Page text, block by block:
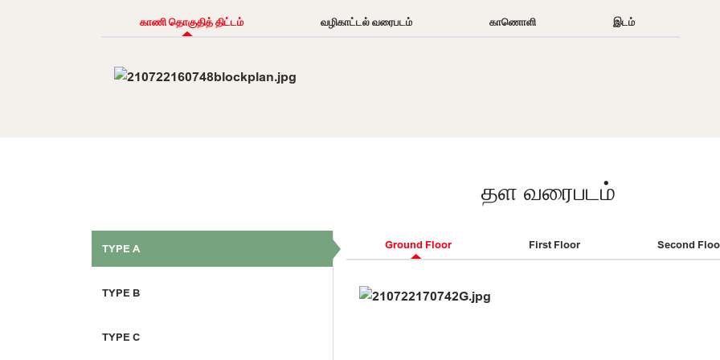
காணி தொகுதித் திட்டம் வழிகாட்டல் வரைபடம் காணொளி இடம்
தள வரைபடம்
TYPE A
TYPE B
TYPE C
Ground Floor First Floor Second